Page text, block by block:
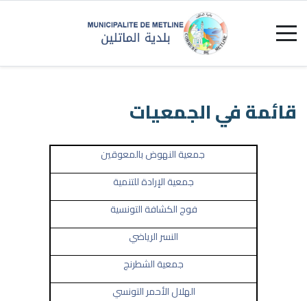
قائمة في الجمعيات
جمعية النهوض بالمعوقين
جمعية الإرادة للتنمية
فوج الكشافة التونسية
النسر الرياضي
جمعية الشطرنج
الهلال الأحمر التونسي